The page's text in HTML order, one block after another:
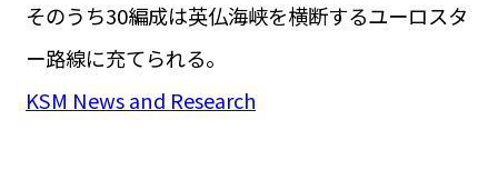
そのうち30編成は英仏海峡を横断するユーロスタ
ー路線に充てられる。
KSM News and Research